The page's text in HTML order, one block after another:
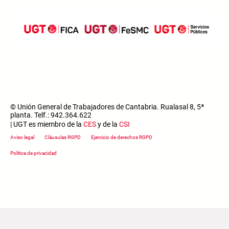
© Unión General de Trabajadores de Cantabria. Rualasal 8, 5ª
planta. Telf.: 942.364.622
| UGT es miembro de la CESy de la CSI
Footer menu
Aviso legal Cláusulas RGPD Ejercicio de derechos RGPD
Política de privacidad